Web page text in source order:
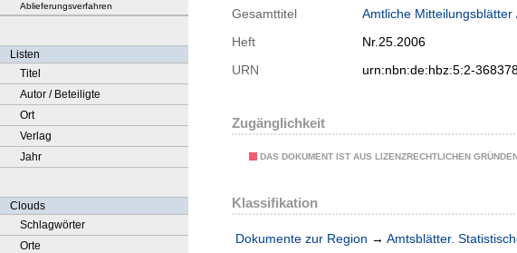
Ablieferungsverfahren
Listen
Titel
Autor / Beteiligte
Ort
Verlag
Jahr
Clouds
Schlagwörter
Orte
Gesamttitel
Amtliche Mitteilungsblätter
Heft
Nr.25.2006
URN
urn:nbn:de:hbz:5:2-
Zugänglichkeit
DAS DOKUMENT IST AUS LIZENZRECHTLICHEN
Klassifikation
Dokumente zur Region → Amtsblätter.